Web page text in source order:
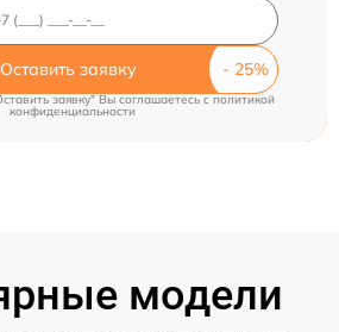
Оставить заявку
заявку" Вы соглашаетесь cполитикой
конфиденциальности
модели